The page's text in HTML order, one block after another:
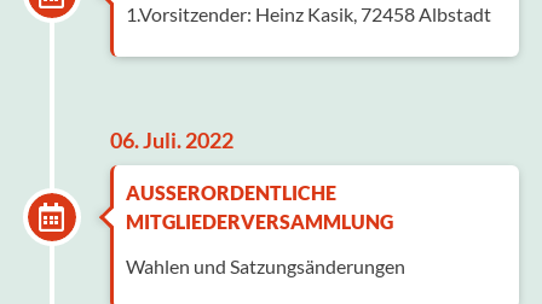
1.Vorsitzender: Heinz Kasik, 72458 Albstadt
06. Juli. 2022
AUSSERORDENTLICHE
MITGLIEDERVERSAMMLUNG
Wahlen und Satzungsänderungen